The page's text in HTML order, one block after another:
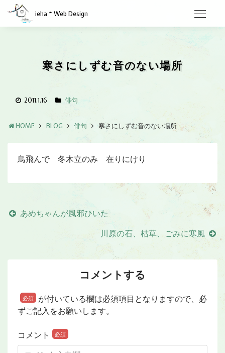
ieha * Web Design
寒さにしずむ音のない場所
2011.1.16 俳句
HOME BLOG 俳句 寒さにしずむ音のない場所
鳥飛んで 冬木立のみ 在りにけり
あめちゃんが風邪ひいた
川原の石、枯草、ごみに寒風
コメントする
必須
が付いている欄は必須項目となりますので、必
ずご記入をお願いします。
コメント 必須